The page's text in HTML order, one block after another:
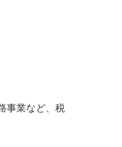
事業など、税